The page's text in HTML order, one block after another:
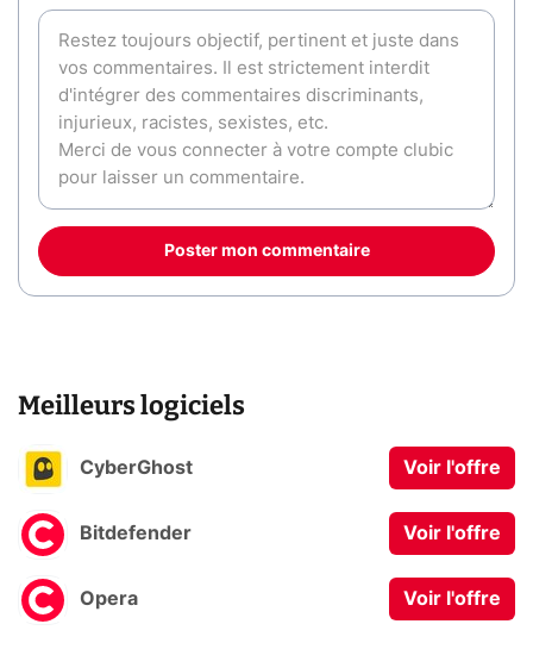
Poster mon commentaire
Meilleurs logiciels
CyberGhost Voir l'offre
Bitdefender Voir l'offre
Opera Voir l'offre